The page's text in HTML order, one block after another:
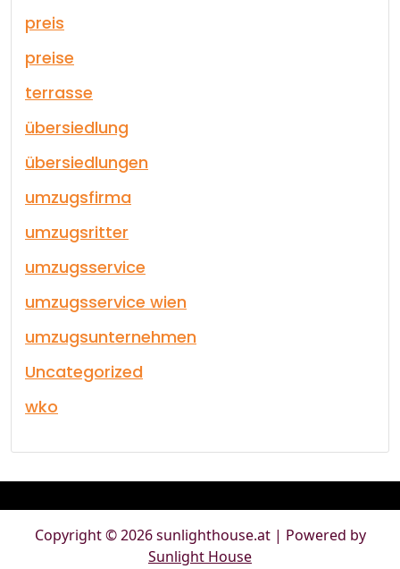
preis
preise
terrasse
übersiedlung
übersiedlungen
umzugsfirma
umzugsritter
umzugsservice
umzugsservice wien
umzugsunternehmen
Uncategorized
wko
Copyright © 2026 sunlighthouse.at | Powered by
Sunlight House